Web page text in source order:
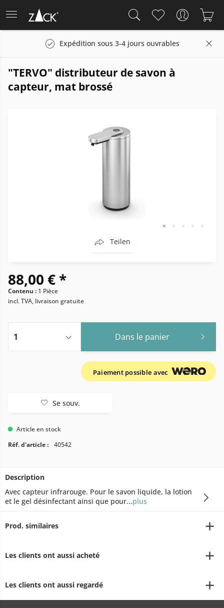
Expédition sous 3-4 jours ouvrables
"TERVO" distributeur de savon à
capteur, mat brossé
Teilen
88,00 € *
Contenu : 1 Pièce
incl. TVA, livraison gratuite
Dans le panier
Paiement possible avec
Se souv.
Article en stock
Réf. d'article :
40542
Description
Avec capteur infrarouge. Pour le savon liquide, la lotion
et le gel désinfectant ainsi que pour...plus
Prod. similaires
Les clients ont aussi acheté
Les clients ont aussi regardé